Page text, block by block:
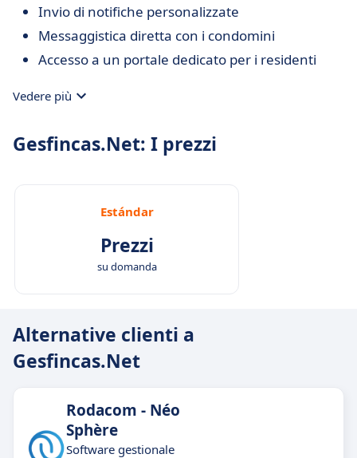
Invio di notifiche personalizzate
Messaggistica diretta con i condomini
Accesso a un portale dedicato per i residenti
Vedere più
Gesfincas.Net: I prezzi
Estándar
Prezzi
su domanda
Alternative clienti a
Gesfincas.Net
Rodacom - Néo
Sphère
Software gestionale